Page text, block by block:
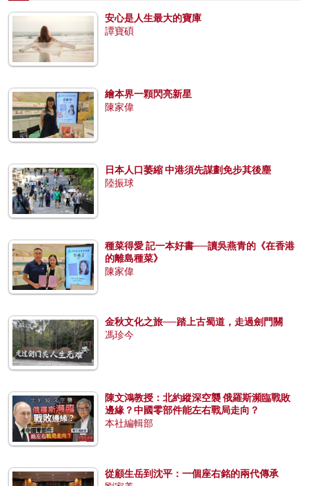
安心是人生最大的寶庫
譚寶碩
繪本界一顆閃亮新星
陳家偉
日本人口萎縮 中港須先謀劃免步其後塵
陸振球
種菜得愛 記一本好書──讀吳燕青的《在香港
的離島種菜》
陳家偉
金秋文化之旅──踏上古蜀道，走過劍門關
馮珍今
陳文鴻教授：北約縱深空襲 俄羅斯瀕臨戰敗
邊緣？中國零部件能左右戰局走向？
本社編輯部
從顧生岳到沈平：一個座右銘的兩代傳承